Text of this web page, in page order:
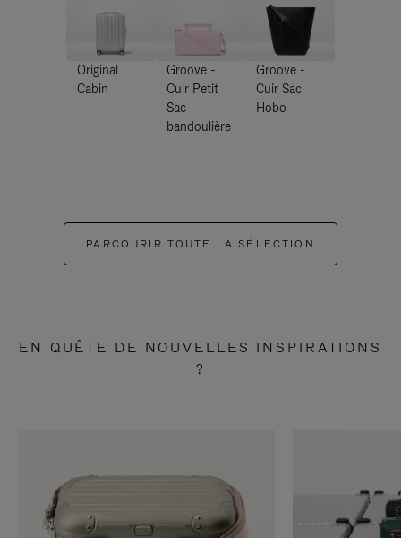
Original
Cabin
Groove -
Cuir Petit
Sac
bandoulière
Groove -
Cuir Sac
Hobo
PARCOURIR TOUTE LA SÉLECTION
EN QUÊTE DE NOUVELLES INSPIRATIONS
?